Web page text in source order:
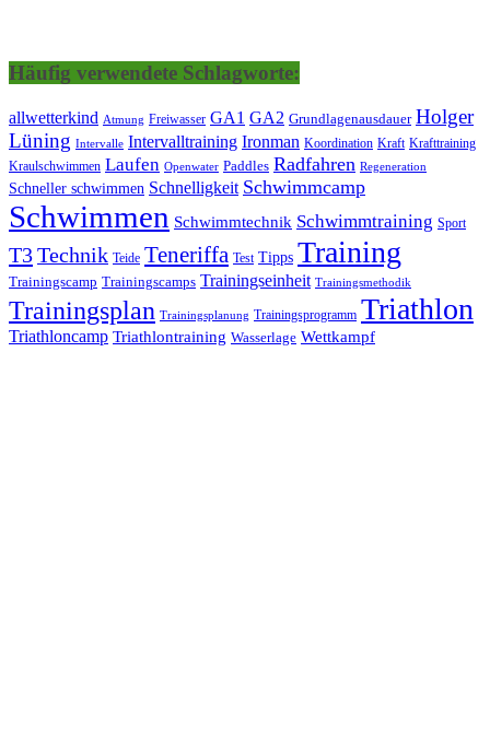
Häufig verwendete Schlagworte:
allwetterkind Atmung Freiwasser GA1 GA2 Grundlagenausdauer Holger
Lüning Intervalle Intervalltraining Ironman Koordination Kraft Krafttraining
Kraulschwimmen Laufen Openwater Paddles Radfahren Regeneration
Schneller schwimmen Schnelligkeit Schwimmcamp
Schwimmen Schwimmtechnik Schwimmtraining Sport
T3Technik Teide Teneriffa Test Tipps Training
Trainingscamp Trainingscamps Trainingseinheit Trainingsmethodik
Trainingsplan Trainingsplanung Trainingsprogramm Triathlon
Triathloncamp Triathlontraining Wasserlage Wettkampf